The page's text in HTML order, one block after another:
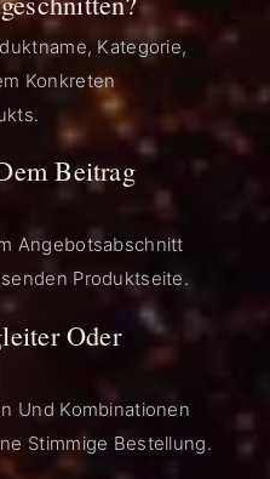
Kategorie,
Konkreten
Beitrag
Angebotsabschnitt
Produktseite.
Oder
Und Kombinationen
Stimmige Bestellung.